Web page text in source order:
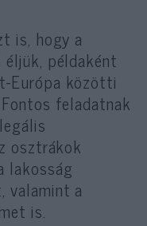
is, hogy a
példaként
Európa közötti
feladatnak
osztrákok
lakosság
valamint a
is.